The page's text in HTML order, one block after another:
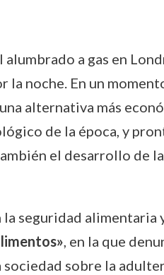
a gas en
noche. En un
alternativa más
de la época, y
el desarrollo de la
seguridad alimentaria
, en la que
sobre la